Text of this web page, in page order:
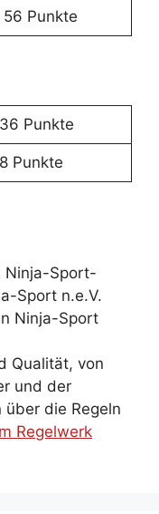
56 Punkte
Punkte
Punkte
Ninja-Sport-
Sport n.e.V.
Ninja-Sport
Qualität, von
und der
die Regeln
Regelwerk